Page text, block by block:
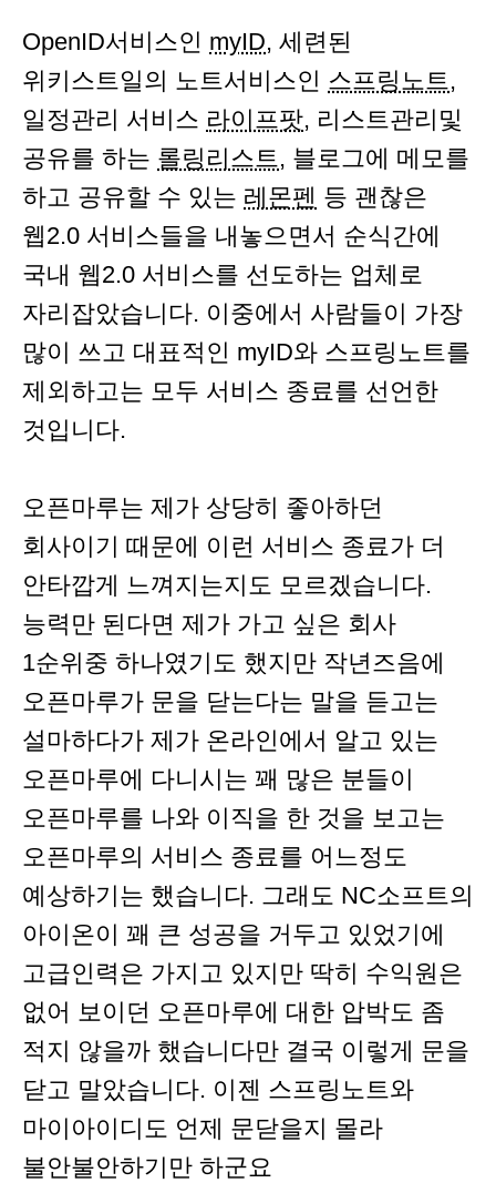
OpenID서비스인 myID, 세련된
위키스트일의 노트서비스인 스프링노트 ,
일정관리 서비스 라이프팟, 리스트관리및
공유를 하는 롤링리스트 , 블로그에 메모를
하고 공유할 수 있는 레몬펜 등 괜찮은
웹2.0 서비스들을 내놓으면서 순식간에
국내 웹2.0 서비스를 선도하는 업체로
자리잡았습니다. 이중에서 사람들이 가장
많이 쓰고 대표적인 myID와 스프링노트를
제외하고는 모두 서비스 종료를 선언한
것입니다.
오픈마루는 제가 상당히 좋아하던
회사이기 때문에 이런 서비스 종료가 더
안타깝게 느껴지는지도 모르겠습니다.
능력만 된다면 제가 가고 싶은 회사
1순위중 하나였기도 했지만 작년즈음에
오픈마루가 문을 닫는다는 말을 듣고는
설마하다가 제가 온라인에서 알고 있는
오픈마루에 다니시는 꽤 많은 분들이
오픈마루를 나와 이직을 한 것을 보고는
오픈마루의 서비스 종료를 어느정도
예상하기는 했습니다. 그래도 NC소프트의
아이온이 꽤 큰 성공을 거두고 있었기에
고급인력은 가지고 있지만 딱히 수익원은
없어 보이던 오픈마루에 대한 압박도 좀
적지 않을까 했습니다만 결국 이렇게 문을
닫고 말았습니다. 이젠 스프링노트와
마이아이디도 언제 문닫을지 몰라
불안불안하기만 하군요